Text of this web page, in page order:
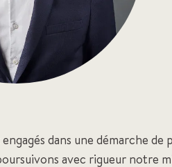
dans une démarche de
avec rigueur notre